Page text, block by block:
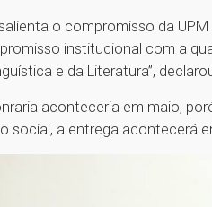
o compromisso da
institucional com a
e da Literatura”,
aconteceria em maio,
social, a entrega acontecerá